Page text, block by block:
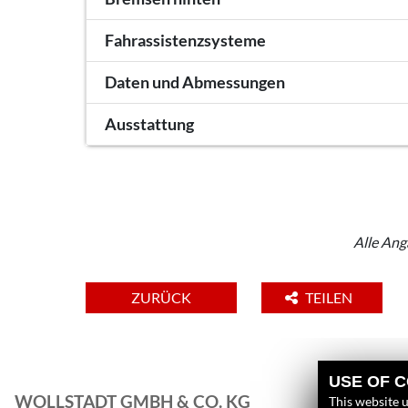
Fahrassistenzsysteme
Daten und Abmessungen
Ausstattung
Alle
ZURÜCK TEILEN
WOLLSTADT GMBH & CO. KG
USE OF
This website